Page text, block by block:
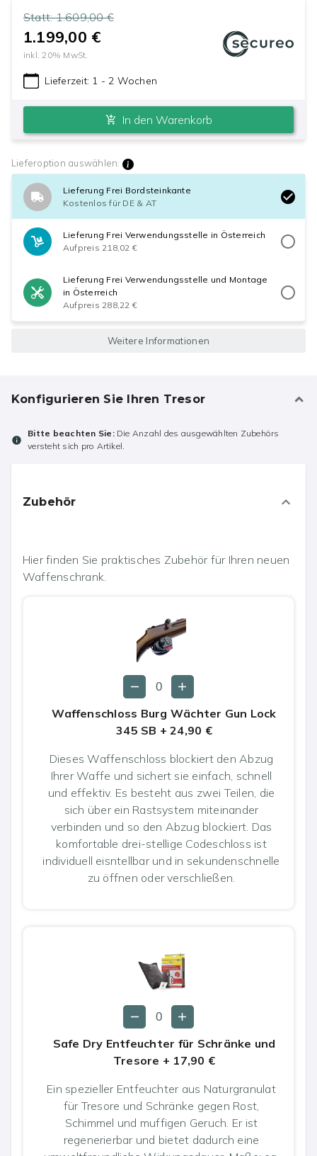
Statt:1.609,00 €
1.199,00 €
inkl.20% MwSt.
Lieferzeit: 1 - 2 Wochen
In den Warenkorb
Lieferoption auswählen:
Lieferung Frei Bordsteinkante
Kostenlos für DE & AT
Lieferung Frei Verwendungsstelle in Österreich
Aufpreis 218,02 €
Lieferung Frei Verwendungsstelle und Montage
in Österreich
Aufpreis 288,22 €
Weitere Informationen
Konfigurieren Sie Ihren Tresor
Bitte beachten Sie:Die Anzahl des ausgewählten Zubehörs
versteht sich pro Artikel.
Zubehör
Hier finden Sie praktisches Zubehör für Ihren neuen
Waffenschrank.
Waffenschloss Burg Wächter Gun Lock
345 SB +24,90 €
Dieses Waffenschloss blockiert den Abzug
Ihrer Waffe und sichert sie einfach, schnell
und effektiv. Es besteht aus zwei Teilen, die
sich über ein Rastsystem miteinander
verbinden und so den Abzug blockiert. Das
komfortable drei-stellige Codeschloss ist
individuell eisntellbar und in sekundenschnelle
zu öffnen oder verschließen.
Safe Dry Entfeuchter für Schränke und
Tresore + 17,90 €
Ein spezieller Entfeuchter aus Naturgranulat
für Tresore und Schränke gegen Rost,
Schimmel und muffigen Geruch. Er ist
regenerierbar und bietet dadurch eine